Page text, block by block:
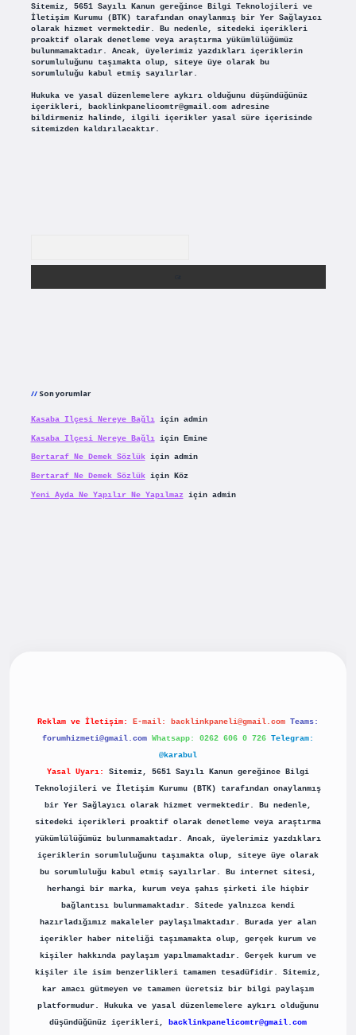
Sitemiz, 5651 Sayılı Kanun gereğince Bilgi Teknolojileri ve
İletişim Kurumu (BTK) tarafından onaylanmış bir Yer Sağlayıcı
olarak hizmet vermektedir. Bu nedenle, sitedeki içerikleri
proaktif olarak denetleme veya araştırma yükümlülüğümüz
bulunmamaktadır. Ancak, üyelerimiz yazdıkları içeriklerin
sorumluluğunu taşımakta olup, siteye üye olarak bu
sorumluluğu kabul etmiş sayılırlar.
Hukuka ve yasal düzenlemelere aykırı olduğunu düşündüğünüz
içerikleri, backlinkpanelicomtr@gmail.comadresine
bildirmeniz halinde, ilgili içerikler yasal süre içerisinde
sitemizden kaldırılacaktır.
Son yorumlar
Kasaba Ilçesi Nereye Bağlıiçin admin
Kasaba Ilçesi Nereye Bağlıiçin Emine
Bertaraf Ne Demek Sözlükiçin admin
Bertaraf Ne Demek Sözlükiçin Köz
Yeni Ayda Ne Yapılır Ne Yapılmaziçin admin
Reklam ve İletişim: E-mail: backlinkpaneli@gmail.com Teams:
forumhizmeti@gmail.com Whatsapp: 0262 606 0 726 Telegram:
@karabul
Yasal Uyarı:
Sitemiz, 5651 Sayılı Kanun gereğince Bilgi
Teknolojileri ve İletişim Kurumu (BTK) tarafından onaylanmış
bir Yer Sağlayıcı olarak hizmet vermektedir. Bu nedenle,
sitedeki içerikleri proaktif olarak denetleme veya araştırma
yükümlülüğümüz bulunmamaktadır. Ancak, üyelerimiz yazdıkları
içeriklerin sorumluluğunu taşımakta olup, siteye üye olarak
bu sorumluluğu kabul etmiş sayılırlar. Bu internet sitesi,
herhangi bir marka, kurum veya şahıs şirketi ile hiçbir
bağlantısı bulunmamaktadır. Sitede yalnızca kendi
hazırladığımız makaleler paylaşılmaktadır. Burada yer alan
içerikler haber niteliği taşımamakta olup, gerçek kurum ve
kişiler hakkında paylaşım yapılmamaktadır. Gerçek kurum ve
kişiler ile isim benzerlikleri tamamen tesadüfidir. Sitemiz,
kar amacı gütmeyen ve tamamen ücretsiz bir bilgi paylaşım
platformudur. Hukuka ve yasal düzenlemelere aykırı olduğunu
düşündüğünüz içerikleri,
backlinkpanelicomtr@gmail.com